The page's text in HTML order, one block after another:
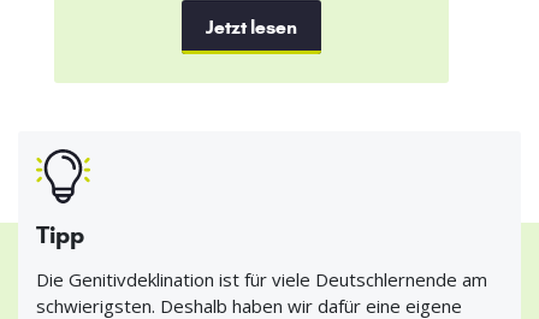
Jetzt lesen
Tipp
Die Genitivdeklination ist für viele Deutschlernende am
schwierigsten. Deshalb haben wir dafür eine eigene